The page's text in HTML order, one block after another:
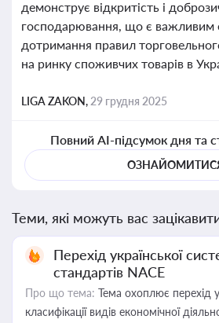
демонструє відкритість і
господарювання, що є важливим
дотримання правил
на ринку споживчих товарів в
LIGA ZAKON, 29 грудня 2025
Повний AI-підсумок дня та
Теми, які можуть вас
Перехід української
стандартів NACE
Про що тема: Тема охоплює перехід
класифікації видів економічної